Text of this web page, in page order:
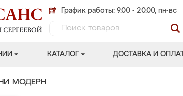
График работы: 9.00 - 20.00, пн-вс
КАТАЛОГ ДОСТАВКА И
МОДЕРН